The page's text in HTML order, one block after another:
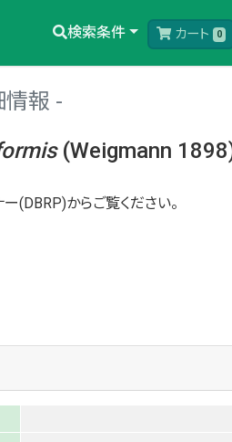
検索条件 カート 0
情報
(Weigmann
(DBRP)からご覧ください。